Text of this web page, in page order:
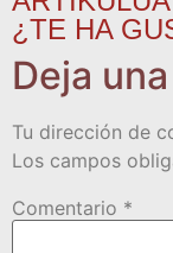
¿TE HA
Deja
Tu dirección de
Los campos
Comentario *